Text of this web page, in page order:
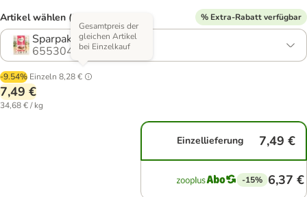
Artikel wählen (3 Varianten) % Extra-Rabatt verfügbar
Sparpaket 36 x 6 g
655304.2
-9.54% Einzeln 8,28 €
Gesamtpreis der
gleichen Artikel
bei Einzelkauf
7,49 €
34,68 € / kg
Einzellieferung 7,49 €
-15% 6,37 €